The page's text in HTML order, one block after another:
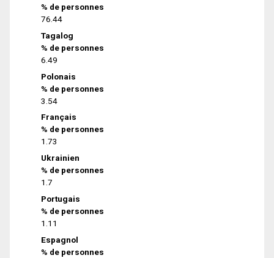
% de personnes
76.44
Tagalog
% de personnes
6.49
Polonais
% de personnes
3.54
Français
% de personnes
1.73
Ukrainien
% de personnes
1.7
Portugais
% de personnes
1.11
Espagnol
% de personnes